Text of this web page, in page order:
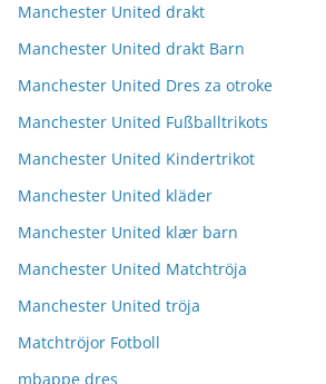
Manchester United drakt
Manchester United drakt Barn
Manchester United Dres za otroke
Manchester United Fußballtrikots
Manchester United Kindertrikot
Manchester United kläder
Manchester United klær barn
Manchester United Matchtröja
Manchester United tröja
Matchtröjor Fotboll
mbappe dres